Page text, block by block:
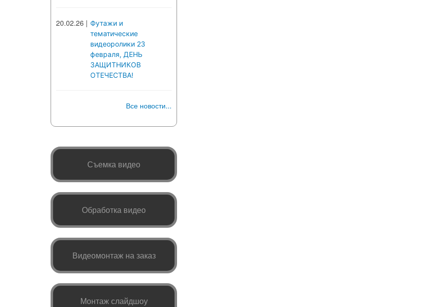
20.02.26 | Футажи и
тематические
видеоролики 23
февраля, ДЕНЬ
ЗАЩИТНИКОВ
ОТЕЧЕСТВА!
Все новости...
Съемка видео
Обработка видео
Видеомонтаж на заказ
Монтаж слайдшоу